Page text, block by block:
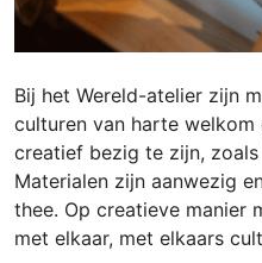
Bij het Wereld-atelier zijn
culturen van harte
creatief bezig te zijn, zoals
Materialen zijn aanwezig
thee. Op creatieve manier
met elkaar, met elkaars